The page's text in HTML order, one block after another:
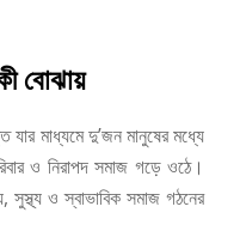
বোঝায়
যার মাধ্যমে দু’জন মানুষের মধ্যে
ও নিরাপদ সমাজ গড়ে ওঠে।
সুস্থ্য ও স্বাভাবিক সমাজ গঠনের